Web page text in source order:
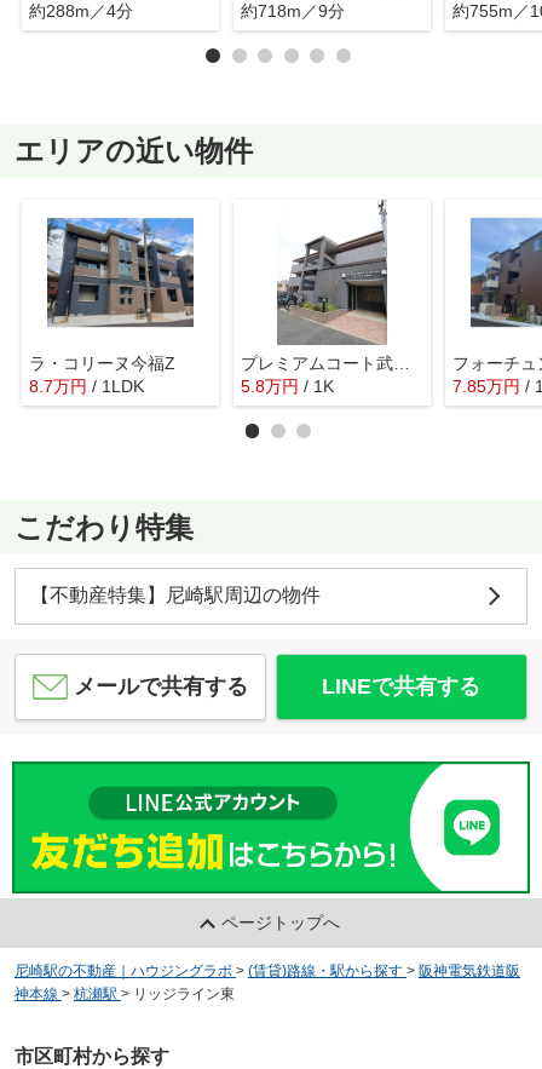
約288m／4分
約718m／9分
約755m／
エリアの近い物件
ラ・コリーヌ今福Z
8.7万円 / 1LDK
プレミアムコート武庫川
5.8万円 / 1K
フォーチ
7.85万円 /
こだわり特集
【不動産特集】尼崎駅周辺の物件
メールで共有する LINEで共有する
ページトップへ
尼崎駅の不動産｜ハウジングラボ > (賃貸)路線・駅から探す > 阪神電気鉄道阪
神本線 > 杭瀬駅 > リッジライン東
市区町村から探す